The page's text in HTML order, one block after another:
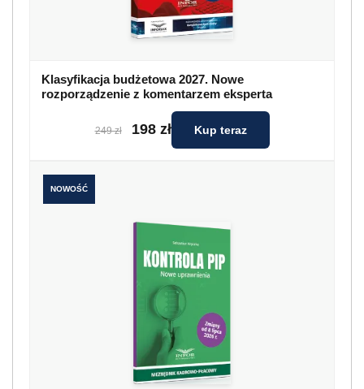
Klasyfikacja budżetowa 2027. Nowe
rozporządzenie z komentarzem eksperta
249 zł 198 zł Kup teraz
NOWOŚĆ